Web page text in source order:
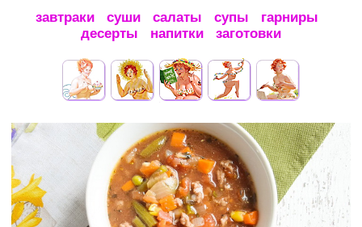
завтраки суши салаты супы
гарниры
десерты
напитки заготовки